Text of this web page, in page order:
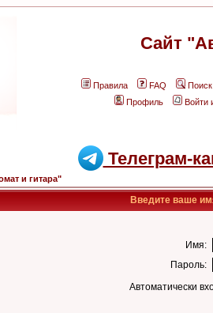
Сайт
Правила FAQ
Поиск
Профиль
Войти
Телеграм-
и гитара"
Введите ваше
Имя:
Пароль:
Автоматически